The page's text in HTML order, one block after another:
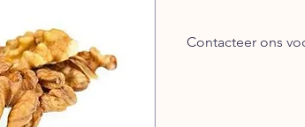
Contacteer ons